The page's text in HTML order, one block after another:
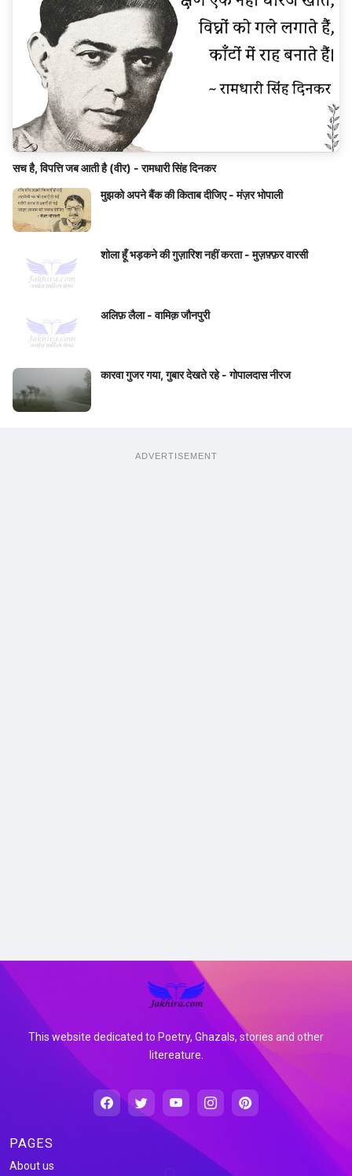
सच है, विपत्ति जब आती है (वीर) - रामधारी सिंह दिनकर
मुझको अपने बैंक की किताब दीजिए - मंज़र भोपाली
शोला हूँ भड़कने की गुज़ारिश नहीं करता - मुज़फ़्फ़र वारसी
अलिफ़ लैला - वामिक़ जौनपुरी
कारवा गुजर गया, गुबार देखते रहे - गोपालदास नीरज
ADVERTISEMENT
This website dedicated to Poetry, Ghazals, stories and other
litereature.
PAGES
About us